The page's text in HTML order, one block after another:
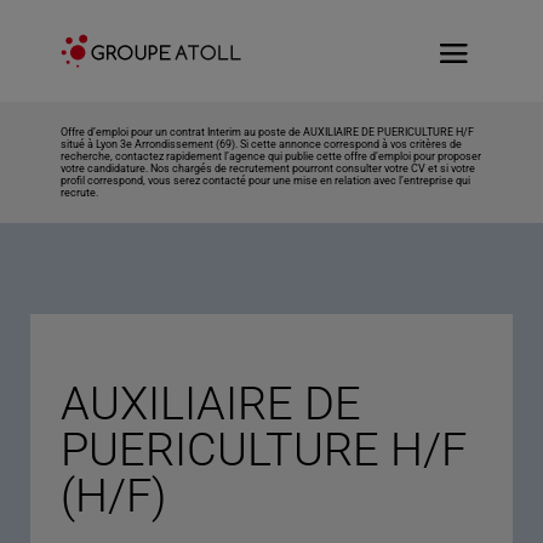
Offre d’emploi pour un contrat Interim au poste de AUXILIAIRE DE PUERICULTURE H/F
situé à Lyon 3e Arrondissement (69). Si cette annonce correspond à vos critères de
recherche, contactez rapidement l’agence qui publie cette offre d’emploi pour proposer
votre candidature. Nos chargés de recrutement pourront consulter votre CV et si votre
profil correspond, vous serez contacté pour une mise en relation avec l’entreprise qui
recrute.
AUXILIAIRE DE
PUERICULTURE H/F
(H/F)